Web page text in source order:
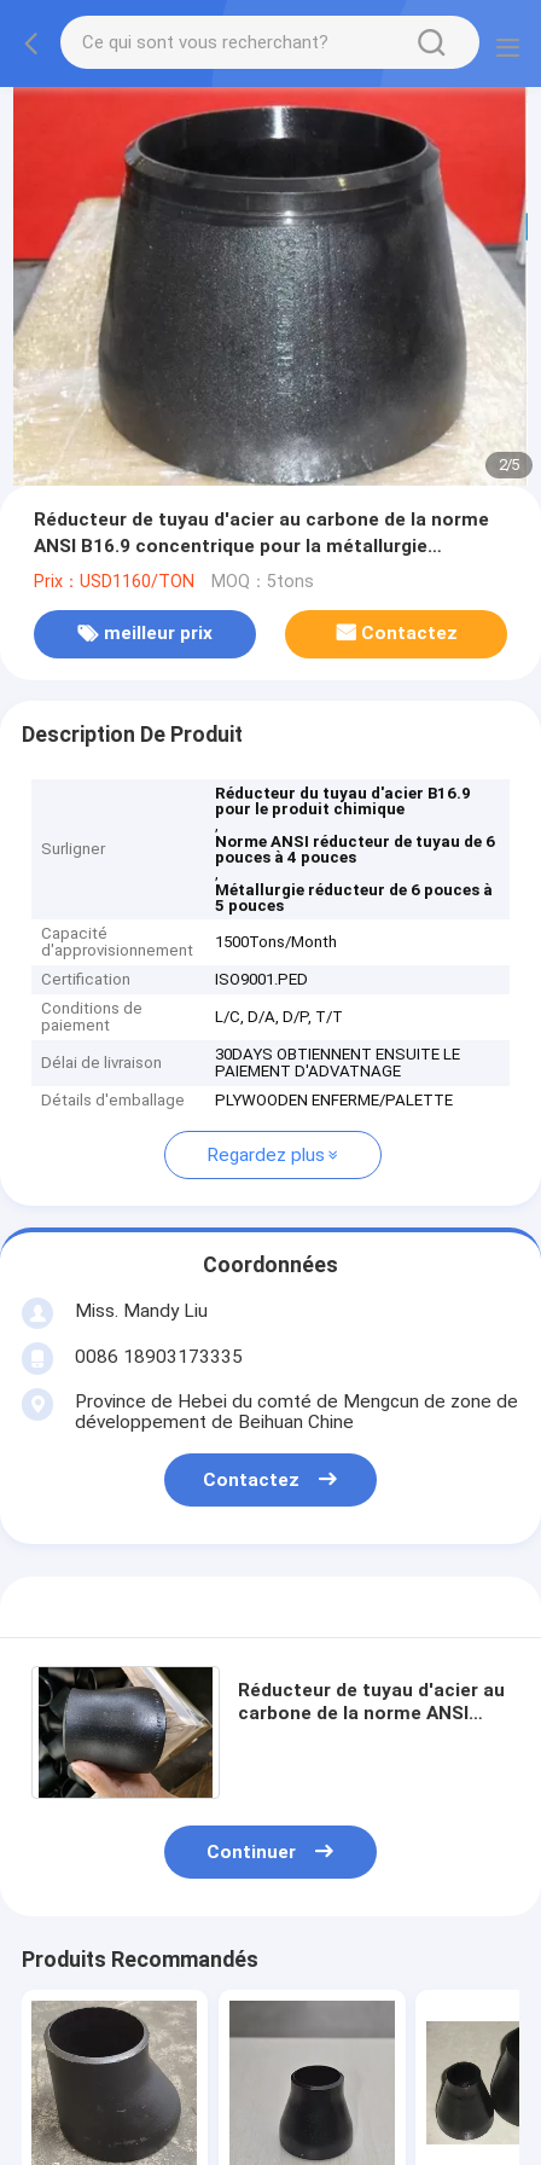
2/5
Réducteur de tuyau d'acier au carbone de la norme
ANSI B16.9 concentrique pour la métallurgie
chimique
Prix：USD1160/TON MOQ：5tons
meilleur prix Contactez
Description De Produit
Surligner
Réducteur du tuyau d'acier B16.9
pour le produit chimique
,
Norme ANSI réducteur de tuyau de 6
pouces à 4 pouces
,
Métallurgie réducteur de 6 pouces à
5 pouces
Capacité
d'approvisionnement
1500Tons/Month
Certification
ISO9001.PED
Conditions de
paiement
L/C, D/A, D/P, T/T
Délai de livraison
30DAYS OBTIENNENT ENSUITE LE
PAIEMENT D'ADVATNAGE
Détails d'emballage
PLYWOODEN ENFERME/PALETTE
Regardez plus
Coordonnées
Miss. Mandy Liu
0086 18903173335
Province de Hebei du comté de Mengcun de zone de
développement de Beihuan Chine
Contactez
Réducteur de tuyau d'acier au
carbone de la norme ANSI
Continuer
Produits Recommandés